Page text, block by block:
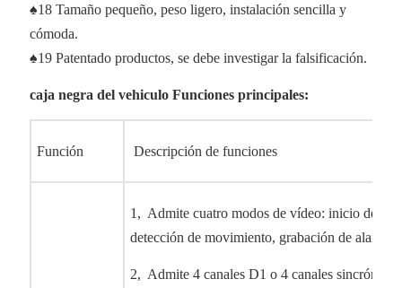
♠18 Tamaño pequeño, peso ligero, instalación sencilla y
cómoda.
♠19 Patentado productos, se debe investigar la falsificación.
caja negra del vehiculo Funciones principales:
Función Descripción de funciones
1, Admite cuatro modos de vídeo: inicio de
detección de movimiento, grabación de alarma.
2, Admite 4 canales D1 o 4 canales